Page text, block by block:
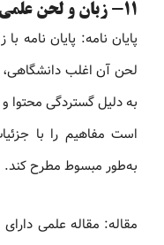
11- زبان و لحن علمی
پایان نامه: پایان
لحن آن اغلب
به دلیل گستردگی محتوا
است مفاهیم را با
به‌طور مبسوط مطرح کند.
مقاله: مقاله علمی